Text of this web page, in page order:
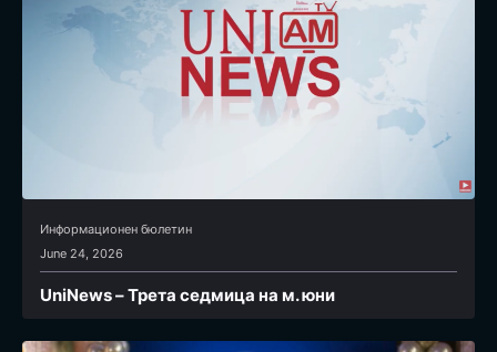
Информационен бюлетин
June 24, 2026
UniNews – Трета седмица на м. юни